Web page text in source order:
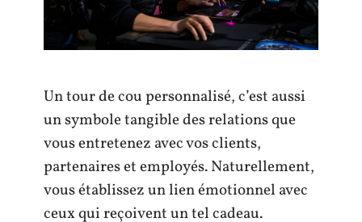
Un tour de cou personnalisé, c’est aussi
un symbole tangible des relations que
vous entretenez avec vos clients,
partenaires et employés. Naturellement,
vous établissez un lien émotionnel avec
ceux qui reçoivent un tel cadeau.